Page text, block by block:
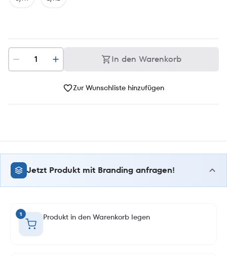
In den Warenkorb
Zur Wunschliste hinzufügen
Jetzt Produkt mit Branding anfragen!
1 Produkt in den Warenkorb legen